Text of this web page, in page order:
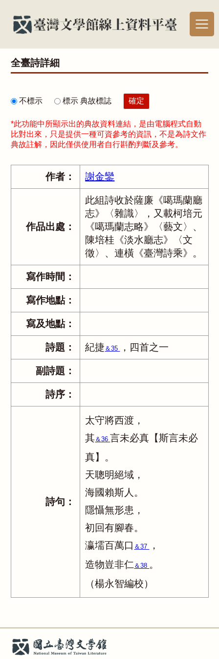
全臺詩詳細
不標示 標示 典故標誌
*此功能中所顯示出的典故資料連結，是由電腦程式自動
比對出來，只是提供一種可資參考的資訊，不是為詩文作
典故註解，因此僅供使用者自行斟酌判斷及參考。
作者： 謝金鑾
作品出處：
此組詩收於薩廉《噶瑪蘭廳
志》〈雜識〉，又載柯培元
《噶瑪蘭志略》〈藝文〉、
陳培桂《淡水廳志》〈文
徵〉、連橫《臺灣詩乘》。
寫作時間：
寫作地點：
寫及地點：
詩題： 紀捷 ＆35 ，四首之一
副詩題：
詩序：
詩句：
太守將西渡，
其＆36 言未必真【斯言未必
真】。
天聰明絕域，
海國賴斯人。
隱懾無形患，
初回有腳春。
瀛壖百萬口 ＆37
，
造物豈非仁 ＆38 。
（楊永智編校）